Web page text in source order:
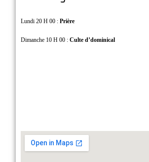
Lundi 20 H 00 :Prière
Dimanche 10 H 00 :Culte d’dominical